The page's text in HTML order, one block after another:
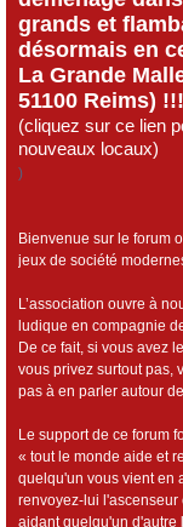
grands et
désormais en
La Grande
51100 Reims) !!!
(cliquez sur ce lien
nouveaux locaux)
)
Bienvenue sur le forum
jeux de société
L’association ouvre à
ludique en compagnie
De ce fait, si vous avez
vous privez surtout pas,
pas à en parler autour
Le support de ce forum
« tout le monde aide et
quelqu'un vous vient en
renvoyez-lui
aidant quelqu'un d'autre